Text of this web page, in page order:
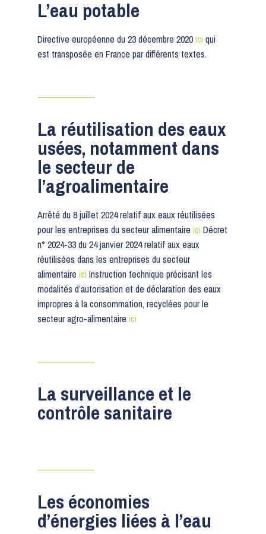
L’eau potable
Directive européenne du 23 décembre 2020ici qui
est transposée en France par différents textes.
La réutilisation des eaux
usées, notamment dans
le secteur de
l’agroalimentaire
Arrêté du 8 juillet 2024 relatif aux eaux réutilisées
pour les entreprises du secteur alimentaire ici Décret
n° 2024-33 du 24 janvier 2024 relatif aux eaux
réutilisées dans les entreprises du secteur
alimentaire ici Instruction technique précisant les
modalités d’autorisation et de déclaration des eaux
impropres à la consommation, recyclées pour le
secteur agro-alimentaire ici
La surveillance et le
contrôle sanitaire
Les économies
d’énergies liées à l’eau